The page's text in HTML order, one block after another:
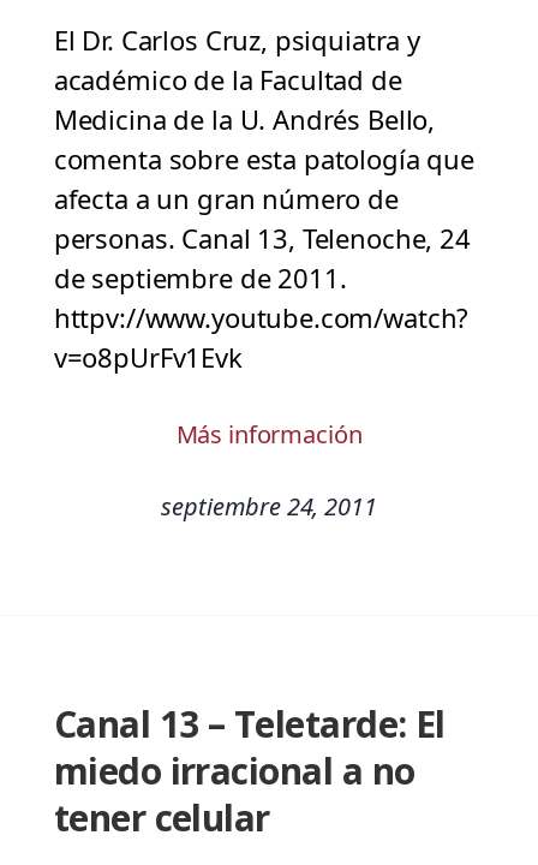
El Dr. Carlos Cruz, psiquiatra y
académico de la Facultad de
Medicina de la U. Andrés Bello,
comenta sobre esta patología que
afecta a un gran número de
personas. Canal 13, Telenoche, 24
de septiembre de 2011.
httpv://www.youtube.com/watch?
v=o8pUrFv1Evk
Más información
septiembre 24, 2011
Canal 13 – Teletarde: El
miedo irracional a no
tener celular